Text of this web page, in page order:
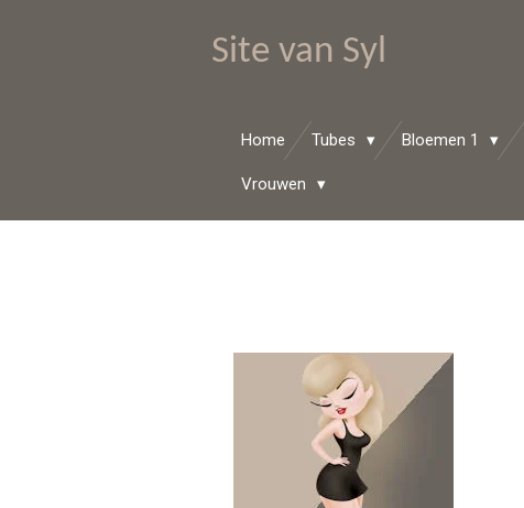
Site van Syl
Home Tubes Bloemen 1
Vrouwen